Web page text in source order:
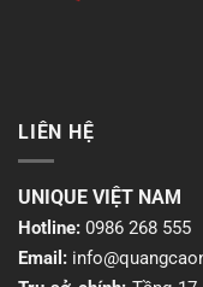
LIÊN HỆ
UNIQUE VIỆT NAM
Hotline: 0986 268 555
Email: